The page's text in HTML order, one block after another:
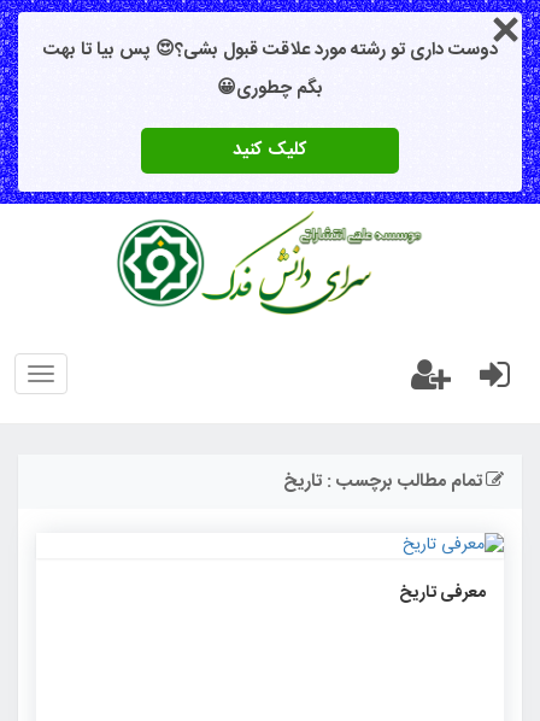
دوست داری تو رشته مورد علاقت قبول بشی؟😍 پس بیا تا بهت
بگم چطوری😀
کلیک کنید
تمام مطالب برچسب : تاریخ
معرفی تاریخ